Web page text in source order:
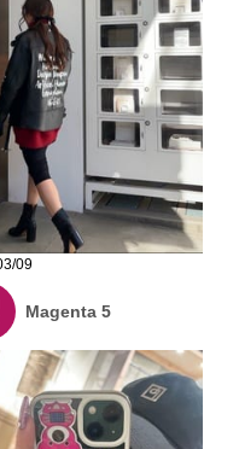
09
Magenta 5